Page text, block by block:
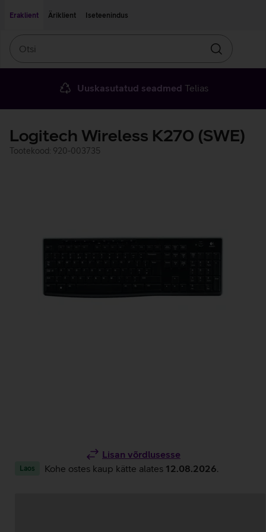
Eraklient
Äriklient Iseteenindus
Otsin
Uuskasutatud seadmed Telias
Logitech Wireless K270 (SWE)
Tootekood: 920-003735
Lisan võrdlusesse
Laos Kohe ostes kaup kätte alates 12.08.2026